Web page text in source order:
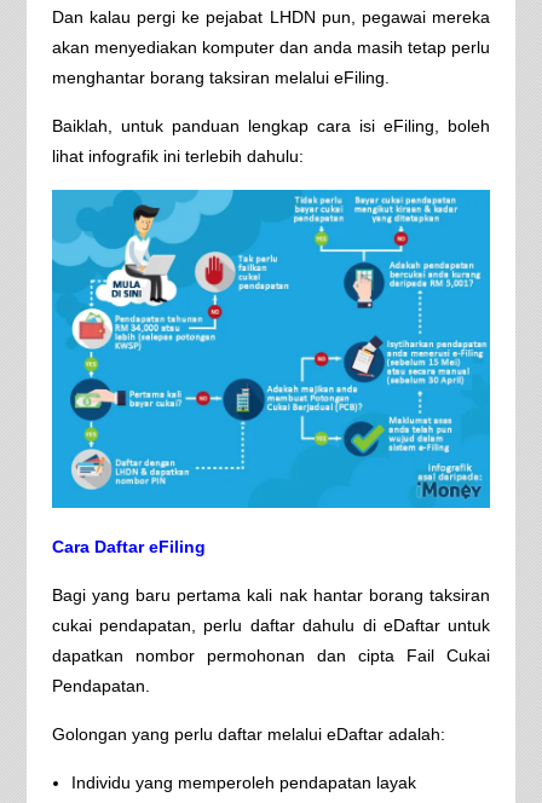
Dan kalau pergi ke pejabat LHDN pun, pegawai mereka
akan menyediakan komputer dan anda masih tetap perlu
menghantar borang taksiran melalui eFiling.
Baiklah, untuk panduan lengkap cara isi eFiling, boleh
lihat infografik ini terlebih dahulu:
Cara Daftar eFiling
Bagi yang baru pertama kali nak hantar borang taksiran
cukai pendapatan, perlu daftar dahulu di eDaftar untuk
dapatkan nombor permohonan dan cipta Fail Cukai
Pendapatan.
Golongan yang perlu daftar melalui eDaftar adalah:
Individu yang memperoleh pendapatan layak